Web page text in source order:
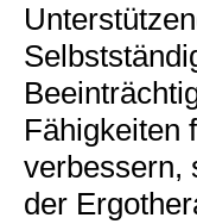
Fähigkeiten
verbessern,
der